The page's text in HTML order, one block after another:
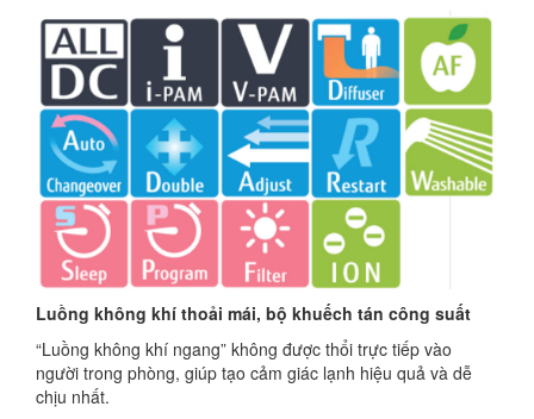
Luồng không khí thoải mái, bộ khuếch tán công suất
“Luồng không khí ngang” không được thổi trực tiếp vào
người trong phòng, giúp tạo cảm giác lạnh hiệu quả và dễ
chịu nhất.